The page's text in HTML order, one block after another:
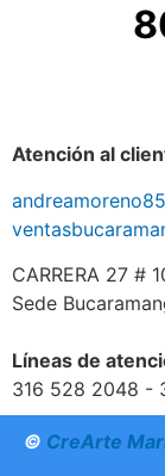
Atención al
CARRERA 27 #
Sede
Líneas de
316 528 2048 -
© CreArte